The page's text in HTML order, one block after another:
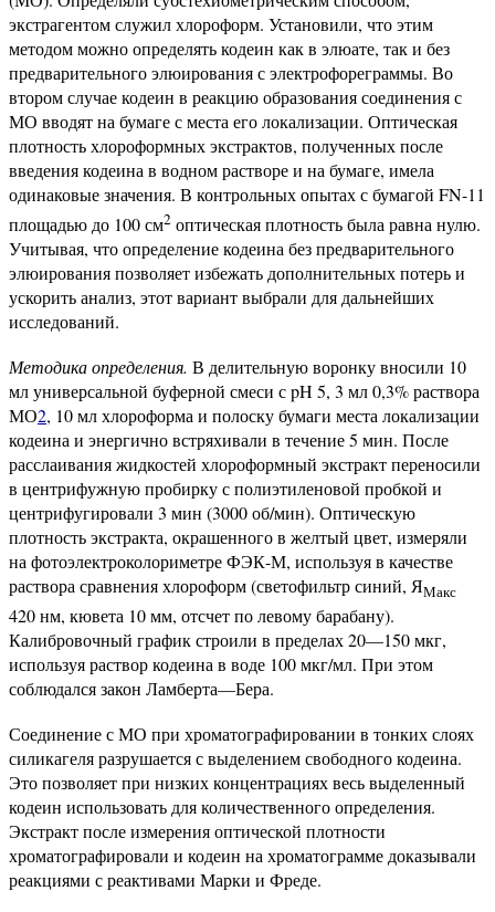
экстрагентом служил хлороформ. Установили, что этим
методом можно определять кодеин как в элюате, так и без
предварительного элюирования с электрофореграммы. Во
втором случае кодеин в реакцию образования соединения с
МО вводят на бумаге с места его локализации. Оптическая
плотность хлороформных экстрактов, полученных после
введения кодеина в водном растворе и на бумаге, имела
одинаковые значения. В контрольных опытах с бумагой FN-11
площадью до 100 см2 оптическая плотность была равна нулю.
Учитывая, что определение кодеина без предварительного
элюирования позволяет избежать дополнительных потерь и
ускорить анализ, этот вариант выбрали для дальнейших
исследований.
Методика определения. В делительную воронку вносили 10
мл универсальной буферной смеси с pH 5, 3 мл 0,3% раствора
МО2, 10 мл хлороформа и полоску бумаги места локализации
кодеина и энергично встряхивали в течение 5 мин. После
расслаивания жидкостей хлороформный экстракт переносили
в центрифужную пробирку с полиэтиленовой пробкой и
центрифугировали 3 мин (3000 об/мин). Оптическую
плотность экстракта, окрашенного в желтый цвет, измеряли
на фотоэлектроколориметре ФЭК-М, используя в качестве
раствора сравнения хлороформ (светофильтр синий, ЯМакс
420 нм, кювета 10 мм, отсчет по левому барабану).
Калибровочный график строили в пределах 20—150 мкг,
используя раствор кодеина в воде 100 мкг/мл. При этом
соблюдался закон Ламберта—Бера.
Соединение с МО при хроматографировании в тонких слоях
силикагеля разрушается с выделением свободного кодеина.
Это позволяет при низких концентрациях весь выделенный
кодеин использовать для количественного определения.
Экстракт после измерения оптической плотности
хроматографировали и кодеин на хроматограмме доказывали
реакциями с реактивами Марки и Фреде.